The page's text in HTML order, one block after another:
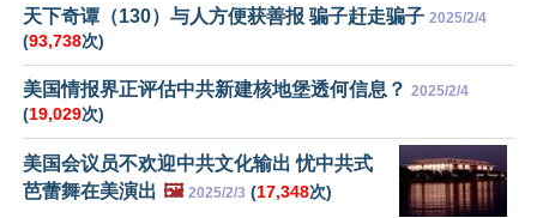
天下奇谭（130）与人方便获善报 骗子赶走骗子 2025/2/4
(93,738次)
美国情报界正评估中共新建核地堡透何信息？ 2025/2/4
(19,029次)
美国会议员不欢迎中共文化输出 忧中共式
芭蕾舞在美演出 🖼️ 2025/2/3 (17,348次)